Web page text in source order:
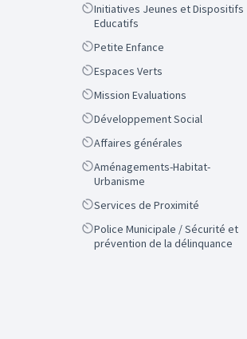
Scope
Initiatives Jeunes et Dispositifs
Educatifs
ScopePetite Enfance
ScopeEspaces Verts
ScopeMission Evaluations
ScopeDéveloppement Social
ScopeAffaires générales
Scope
Aménagements-Habitat-
Urbanisme
ScopeServices de Proximité
Scope
Police Municipale / Sécurité et
prévention de la délinquance